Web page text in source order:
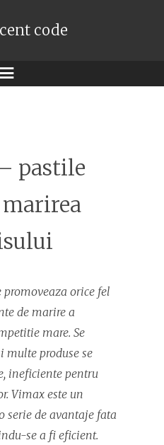
code
Meniu
pastile
orice fel
de marire a
mare. Se
multe produse se
ineficiente pentru
Vimax este un
serie de avantaje fata
se a fi eficient.